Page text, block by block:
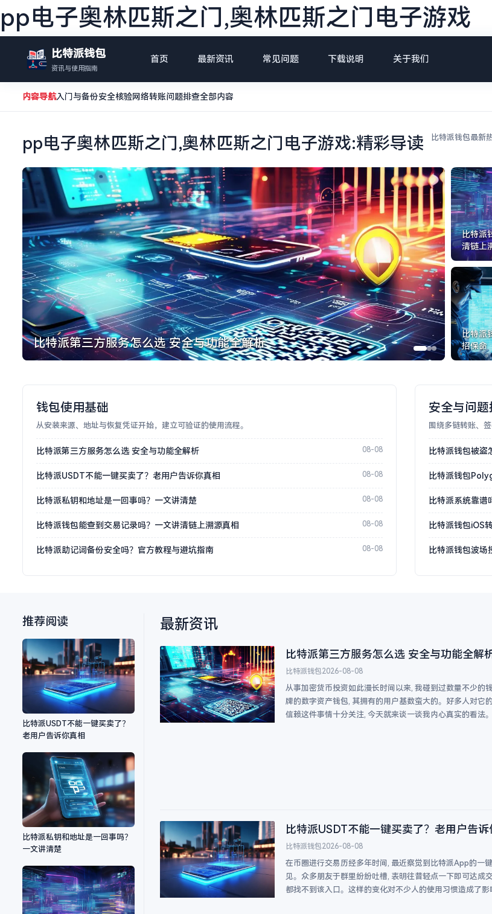
pp电子奥林匹斯之门,奥林匹斯之门电子游戏
比特派钱包
资讯与使用指南
首页 最新资讯 常见问题 下载说明 关于我们
内容导航入门与备份安全核验网络转账问题排查全部内容
pp电子奥林匹斯之门,奥林匹斯之门电子游戏:精彩导读 比特派钱包最新
比特派第三方服务怎么选 安全与功能全解析
比特派
清链上
比特派
招保命
钱包使用基础
从安装来源、地址与恢复凭证开始，建立可验证的使用流程。
比特派第三方服务怎么选 安全与功能全解析 08-08
比特派USDT不能一键买卖了？老用户告诉你真相 08-08
比特派私钥和地址是一回事吗？一文讲清楚 08-08
比特派钱包能查到交易记录吗？一文讲清链上溯源真相 08-08
比特派助记词备份安全吗？官方教程与避坑指南 08-08
安全与问题
围绕多链转账、
比特派钱包被盗
比特派钱包
比特派系统靠谱
比特派钱包iOS
比特派钱包波场
推荐阅读
比特派USDT不能一键买卖了？
老用户告诉你真相
比特派私钥和地址是一回事吗？
一文讲清楚
最新资讯
比特派第三方服务怎么选 安全与功能全解
比特派钱包2026-08-08
从事加密货币投资如此漫长时间以来, 我碰到过数量不少的
牌的数字资产钱包, 其拥有的用户基数蛮大的。好多人对它
信赖这件事情十分关注, 今天就来谈一谈我内心真实的看法
比特派USDT不能一键买卖了？老用户告诉
比特派钱包2026-08-08
在币圈进行交易历经多年时间, 最近察觉到比特派App的一
见。众多朋友于群里纷纷吐槽, 表明往昔轻点一下即可达成
都找不到该入口。这样的变化对不少人的使用习惯造成了